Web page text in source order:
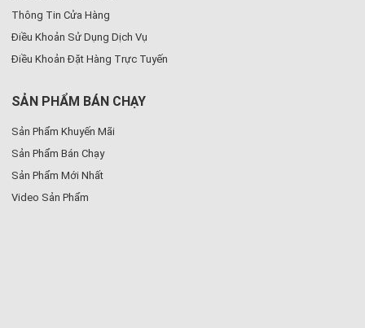
Thông Tin Cửa Hàng
Điều Khoản Sử Dụng Dịch Vụ
Điều Khoản Đặt Hàng Trực Tuyến
SẢN PHẨM BÁN CHẠY
Sản Phẩm Khuyến Mãi
Sản Phẩm Bán Chạy
Sản Phẩm Mới Nhất
Video Sản Phẩm